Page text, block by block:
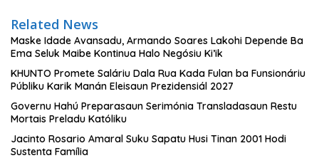
Related News
Maske Idade Avansadu, Armando Soares Lakohi Depende Ba
Ema Seluk Maibe Kontinua Halo Negósiu Ki’ik
KHUNTO Promete Saláriu Dala Rua Kada Fulan ba Funsionáriu
Públiku Karik Manán Eleisaun Prezidensiál 2027
Governu Hahú Preparasaun Serimónia Transladasaun Restu
Mortais Preladu Katóliku
Jacinto Rosario Amaral Suku Sapatu Husi Tinan 2001 Hodi
Sustenta Família